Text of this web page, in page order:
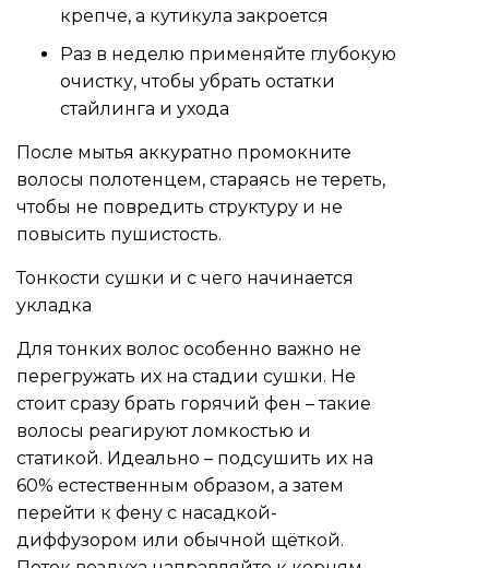
крепче, а кутикула закроется
Раз в неделю применяйте глубокую
очистку, чтобы убрать остатки
стайлинга и ухода
После мытья аккуратно промокните
волосы полотенцем, стараясь не тереть,
чтобы не повредить структуру и не
повысить пушистость.
Тонкости сушки и с чего начинается
укладка
Для тонких волос особенно важно не
перегружать их на стадии сушки. Не
стоит сразу брать горячий фен – такие
волосы реагируют ломкостью и
статикой. Идеально – подсушить их на
60% естественным образом, а затем
перейти к фену с насадкой-
диффузором или обычной щёткой.